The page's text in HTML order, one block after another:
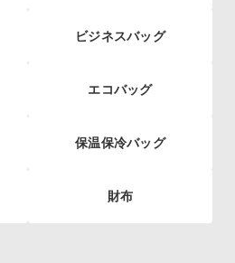
ビジネスバッグ
エコバッグ
保温保冷バッグ
財布